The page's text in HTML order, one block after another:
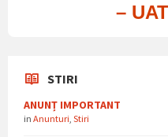
–
STIRI
ANUNȚ IMPORTANT
in Anunturi Stiri